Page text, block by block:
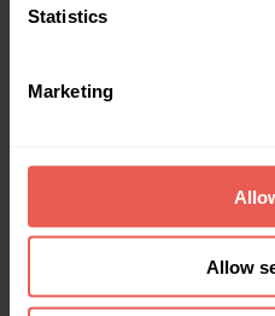
Statistics
Marketing
Allow
Premijos
Crowdpear metinės ataskaitos
Klientų aptarnavimas+370 615
+370 615
Susisiekite per Telegram